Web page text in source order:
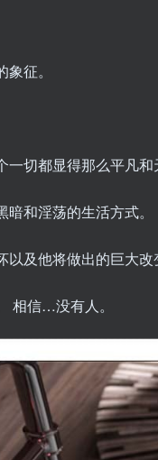
征。
切都显得那么平凡和
和淫荡的生活方式。
及他将做出的巨大改
相信…没有人。